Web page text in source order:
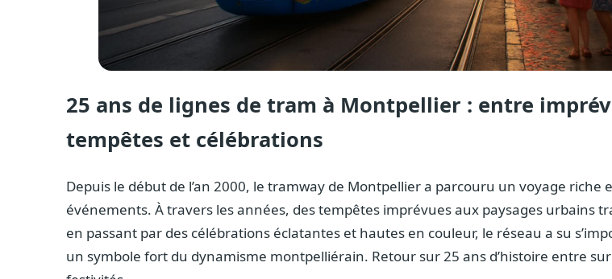
25 ans de lignes de tram à Montpellier : entre
tempêtes et célébrations
Depuis le début de l’an 2000, le tramway de Montpellier a parcouru un voyage riche
événements. À travers les années, des tempêtes imprévues aux paysages urbains
en passant par des célébrations éclatantes et hautes en couleur, le réseau a su
un symbole fort du dynamisme montpelliérain. Retour sur 25 ans d’histoire entre